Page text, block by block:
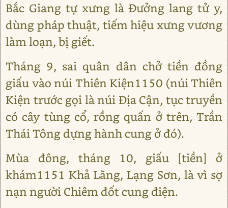
Bắc Giang tự xưng là Đưởng lang tử y,
dùng pháp thuật, tiếm hiệu xưng vương
làm loạn, bị giết.
Tháng 9, sai quân dân chở tiền đồng
giấu vào núi Thiên Kiện1150 (núi Thiên
Kiện trước gọi là núi Địa Cận, tục truyền
có cây tùng cổ, rồng quấn ở trên, Trần
Thái Tông dựng hành cung ở đó).
Mùa đông, tháng 10, giấu [tiền] ở
khám1151 Khả Lãng, Lạng Sơn, là vì sợ
nạn người Chiêm đốt cung điện.